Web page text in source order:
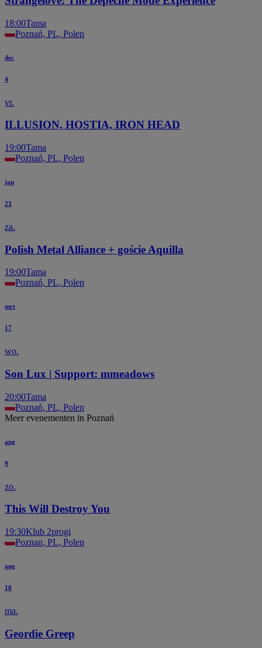
18:00Tama
Poznań, PL, Polen
dec
4
vr.
ILLUSION, HOSTIA, IRON HEAD
19:00Tama
Poznań, PL, Polen
jan
23
za.
Polish Metal Alliance + goście Aquilla
19:00Tama
Poznań, PL, Polen
mrt
17
wo.
Son Lux | Support: mmeadows
20:00Tama
Poznań, PL, Polen
Meer evenementen in Poznań
aug
9
zo.
This Will Destroy You
19:30Klub 2progi
Poznan, PL, Polen
aug
10
ma.
Geordie Greep